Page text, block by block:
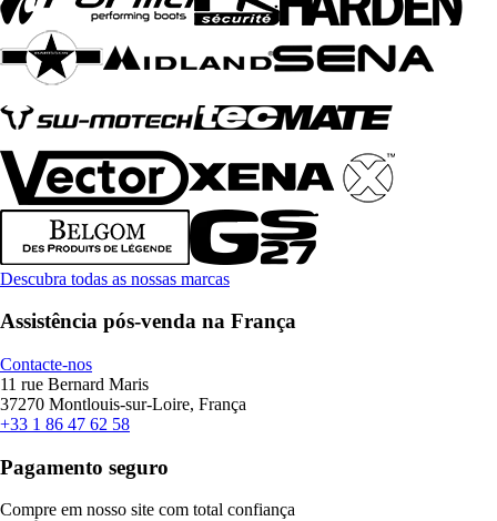
Descubra todas as nossas marcas
Assistência pós-venda na França
Contacte-nos
11 rue Bernard Maris
37270 Montlouis-sur-Loire, França
+33 1 86 47 62 58
Pagamento seguro
Compre em nosso site com total confiança